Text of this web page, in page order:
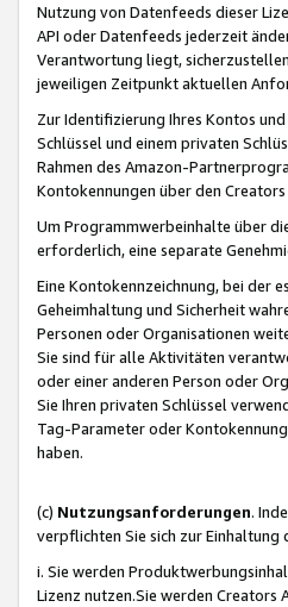
Nutzung von Datenfeeds dieser
API oder Datenfeeds jederzeit
Verantwortung liegt,
jeweiligen Zeitpunkt aktuellen
Zur Identifizierung Ihres Kontos
Schlüssel und einem privaten
Rahmen des Amazon-
Kontokennungen über den
Um Programmwerbeinhalte über
erforderlich, eine separate
Eine Kontokennzeichnung, bei der
Geheimhaltung und Sicherheit
Personen oder Organisationen
Sie sind für alle Aktivitäten
oder einer anderen Person oder
Sie Ihren privaten Schlüssel
Tag-Parameter oder
haben.
(c) Nutzungsanforderungen.
verpflichten Sie sich zur
i. Sie werden
Lizenz nutzen.Sie werden Creators